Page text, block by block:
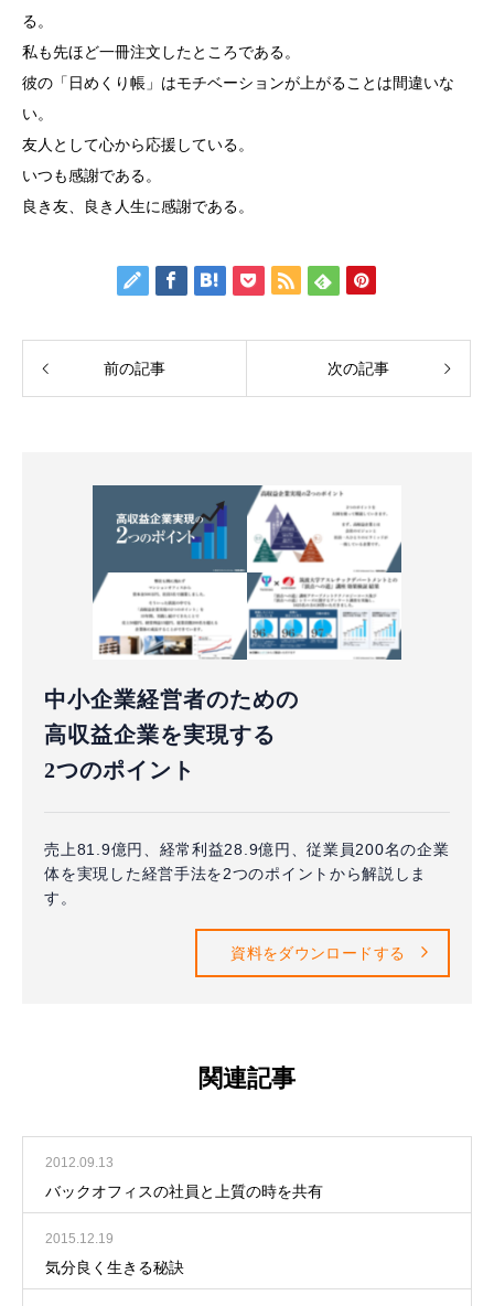
る。
私も先ほど一冊注文したところである。
彼の「日めくり帳」はモチベーションが上がることは間違いな
い。
友人として心から応援している。
いつも感謝である。
良き友、良き人生に感謝である。
前の記事 次の記事
中小企業経営者のための
高収益企業を実現する
2つのポイント
売上81.9億円、経常利益28.9億円、従業員200名の企業
体を実現した経営手法を2つのポイントから解説しま
す。
資料をダウンロードする
関連記事
2012.09.13
バックオフィスの社員と上質の時を共有
2015.12.19
気分良く生きる秘訣